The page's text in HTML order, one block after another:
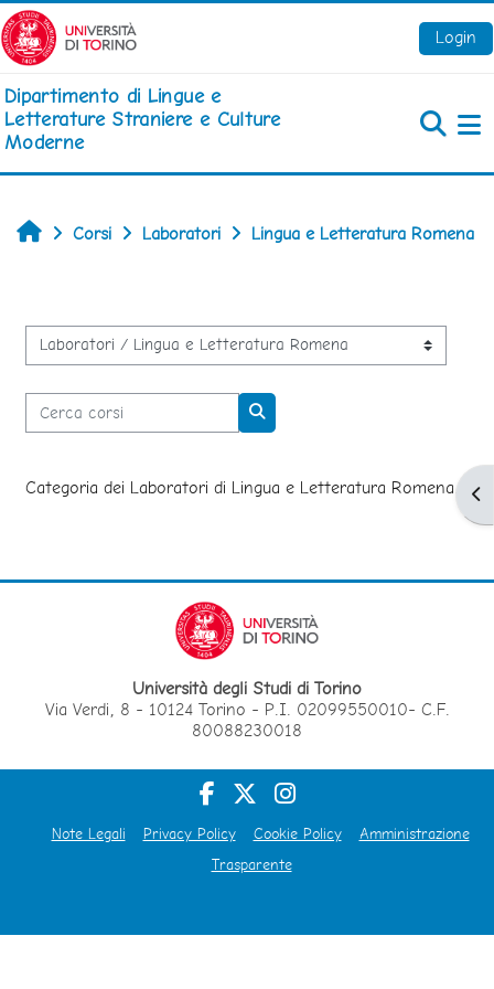
Vai al contenuto principale
Login
Dipartimento di Lingue e
Letterature Straniere e Culture
Moderne
Home
Corsi Laboratori Lingua e Letteratura Romena
Categorie di corso
Cerca corsi
Categoria dei Laboratori di Lingua e Letteratura Romena.
Università degli Studi di Torino
Via Verdi, 8 - 10124 Torino - P.I. 02099550010- C.F.
80088230018
Note Legali Privacy Policy Cookie Policy
Amministrazione
Trasparente